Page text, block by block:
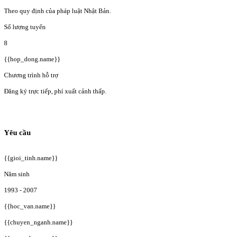
Theo quy định của pháp luật Nhật Bản.
Số lượng tuyển
8
{{hop_dong.name}}
Chương trình hỗ trợ
Đăng ký trực tiếp, phí xuất cảnh thấp.
Yêu cầu
{{gioi_tinh.name}}
Năm sinh
1993 - 2007
{{hoc_van.name}}
{{chuyen_nganh.name}}